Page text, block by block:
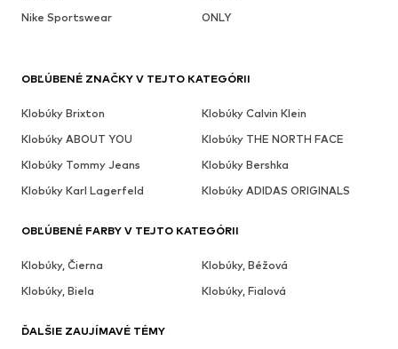
Nike Sportswear
ONLY
OBĽÚBENÉ ZNAČKY V TEJTO KATEGÓRII
Klobúky Brixton
Klobúky Calvin Klein
Klobúky ABOUT YOU
Klobúky THE NORTH FACE
Klobúky Tommy Jeans
Klobúky Bershka
Klobúky Karl Lagerfeld
Klobúky ADIDAS ORIGINALS
OBĽÚBENÉ FARBY V TEJTO KATEGÓRII
Klobúky, Čierna
Klobúky, Béžová
Klobúky, Biela
Klobúky, Fialová
ĎALŠIE ZAUJÍMAVÉ TÉMY